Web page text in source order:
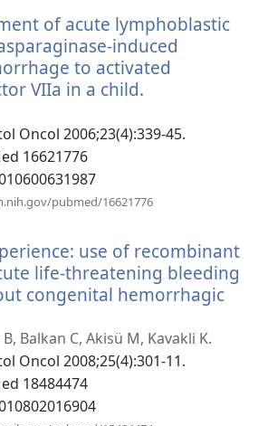
タ
ブ
で
開
of acute lymphoblastic
induced
to activated
VIIa in a child.
い
で
Oncol 2006;23(4):339-45.
16621776
pubmed/16621776
タ
ブ
で
開
use of recombinant
life-threatening bleeding
congenital hemorrhagic
Balkan C, Akisü M, Kavakli K.
Oncol 2008;25(4):301-11.
18484474